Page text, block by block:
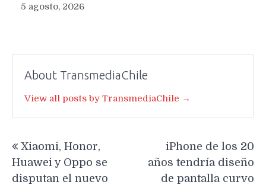
5 agosto, 2026
About TransmediaChile
View all posts by TransmediaChile →
de
entradas
Xiaomi, Honor,
Huawei y Oppo se
disputan el nuevo
iPhone de los 20
años tendría diseño
de pantalla curvo